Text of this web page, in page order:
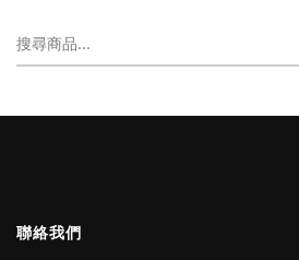
搜
尋
聯絡我們